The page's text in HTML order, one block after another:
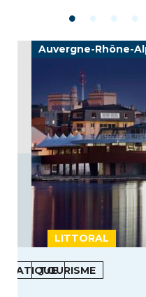
LITTORAL
Auvergne-Rhône-
TOURISME